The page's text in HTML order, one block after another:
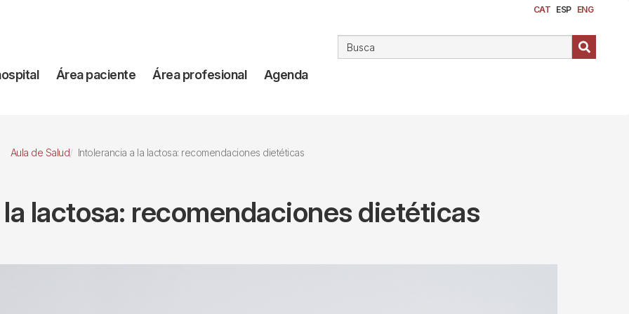
CAT ESP ENG
Área paciente Área profesional Agenda
Aula de Salud Intolerancia a la lactosa: recomendaciones dietéticas
lactosa: recomendaciones dietéticas